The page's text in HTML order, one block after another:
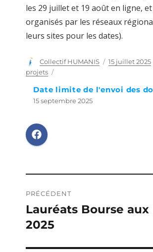
les 29 juillet et 19 août en ligne, et
organisés par les réseaux
leurs sites pour les dates).
Auteur
Collectif HUMANIS
Publié
15 juillet 2025
projets
Date limite de l'envoi des
15 septembre 2025
de
l’article
PRÉCÉDENT
Publication
précédente :
Lauréats Bourse
2025